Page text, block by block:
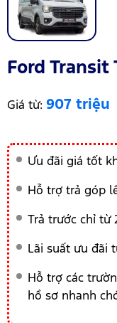
Ford Transit
Giá từ: 907 triệu
Ưu đãi giá tốt
Hỗ trợ trả góp
Trả trước chỉ từ
Lãi suất ưu đãi
Hỗ trợ các
hồ sơ nhanh